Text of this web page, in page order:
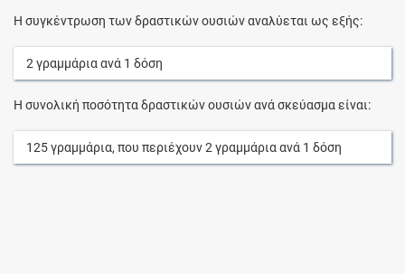
Η συγκέντρωση των δραστικών ουσιών αναλύεται ως εξής:
2 γραμμάριαανά 1 δόση
Η συνολική ποσότητα δραστικών ουσιών ανά σκεύασμα είναι:
125γραμμάρια, που περιέχουν2 γραμμάριαανά 1 δόση